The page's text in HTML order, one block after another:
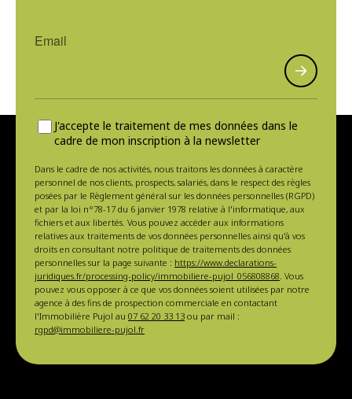
J'accepte le traitement de mes données dans le
cadre de mon inscription à la newsletter
Dans le cadre de nos activités, nous traitons les données à caractère
personnel de nos clients, prospects, salariés, dans le respect des règles
posées par le Règlement général sur les données personnelles (RGPD)
et par la loi n°78-17 du 6 janvier 1978 relative à l'informatique, aux
fichiers et aux libertés. Vous pouvez accéder aux informations
relatives aux traitements de vos données personnelles ainsi qu'à vos
droits en consultant notre politique de traitements des données
personnelles sur la page suivante : https://www.declarations-
juridiques.fr/processing-policy/immobiliere-pujol_056808868. Vous
pouvez vous opposer à ce que vos données soient utilisées par notre
agence à des fins de prospection commerciale en contactant
l'Immobilière Pujol au 07 62 20 33 13 ou par mail :
rgpd@immobiliere-pujol.fr